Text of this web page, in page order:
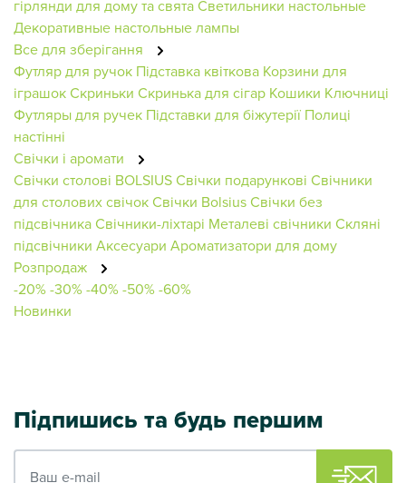
гірлянди для дому та святаСветильники настольные
Декоративные настольные лампы
Все для зберігання
Футляр для ручок Підставка квіткова Корзини для
іграшокСкриньки Скринька для сігар Кошики Ключниці
Футляры для ручек Підставки для біжутерії Полиці
настінні
Свічки і аромати
Свічки столові BOLSIUSСвічки подарункові Свічники
для столових свічокСвічки BolsiusСвічки без
підсвічникаСвічники-ліхтарі Металеві свічники Скляні
підсвічники Аксесуари Ароматизатори для дому
Розпродаж
-20%-30%-40%-50%-60%
Новинки
Підпишись та будь першим